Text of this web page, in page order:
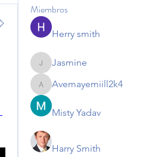
Miembros
Herry smith
Jasmine
Jasmine
Avemayemiill2k4
Avemayemiill2k4
Misty Yadav
Harry Smith